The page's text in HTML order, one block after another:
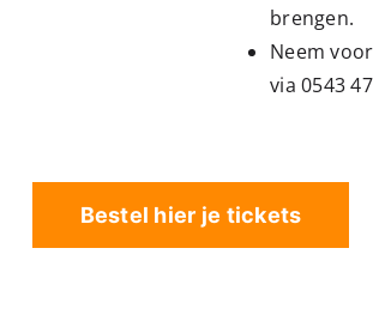
brengen.
Neem
via 0543
Bestel hier je tickets